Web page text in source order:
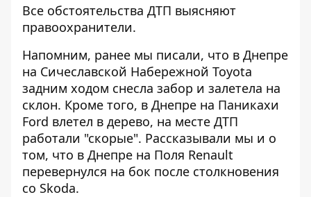
Все обстоятельства ДТП выясняют
правоохранители.
Напомним, ранее мы писали, что в Днепре
на Сичеславской Набережной Toyota
задним ходом снесла забор и залетела на
склон. Кроме того, в Днепре на Паникахи
Ford влетел в дерево, на месте ДТП
работали "скорые". Рассказывали мы и о
том, что в Днепре на Поля Renault
перевернулся на бок после столкновения
со Skoda.